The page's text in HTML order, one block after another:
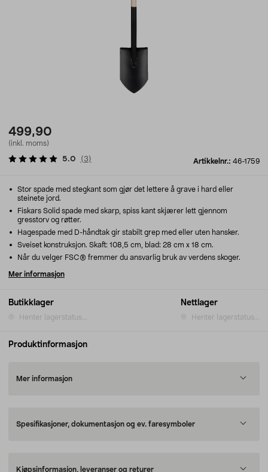
499,90
(inkl. moms)
Artikkelnr.: 46-1759
5.0 (3)
Butikklager
Henter lagerstatus...
Nettlager
Henter lagerstatus...
Stor spade med stegkant som gjør det lettere å grave i hard eller
steinete jord.
Fiskars Solid spade med skarp, spiss kant skjærer lett gjennom
gresstorv og røtter.
Hagespade med D-håndtak gir stabilt grep med eller uten hansker.
Sveiset konstruksjon. Skaft: 108,5 cm, blad: 28 cm x 18 cm.
Når du velger FSC® fremmer du ansvarlig bruk av verdens skoger.
Mer informasjon
Produktinformasjon
Mer informasjon
Spesifikasjoner, dokumentasjon og ev. faresymboler
Kjøpsinformasjon, leveranser og returer